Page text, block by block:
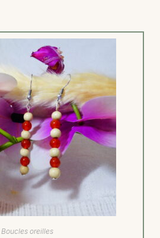
Boucles oreilles